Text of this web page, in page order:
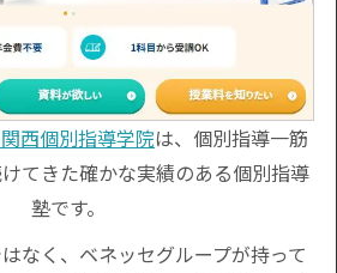
西個別指導学院は、個別指導一筋
てきた確かな実績のある個別指導
塾です。
なく、ベネッセグループが持って